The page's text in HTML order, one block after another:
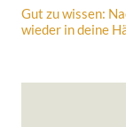
Gut zu wissen:
wieder in deine